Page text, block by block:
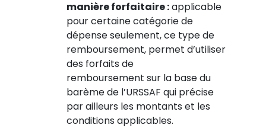
manière forfaitaire :applicable
pour certaine catégorie de
dépense seulement, ce type de
remboursement, permet d’utiliser
des forfaits de
remboursement sur la base du
barème de l’URSSAF qui précise
par ailleurs les montants et les
conditions applicables.